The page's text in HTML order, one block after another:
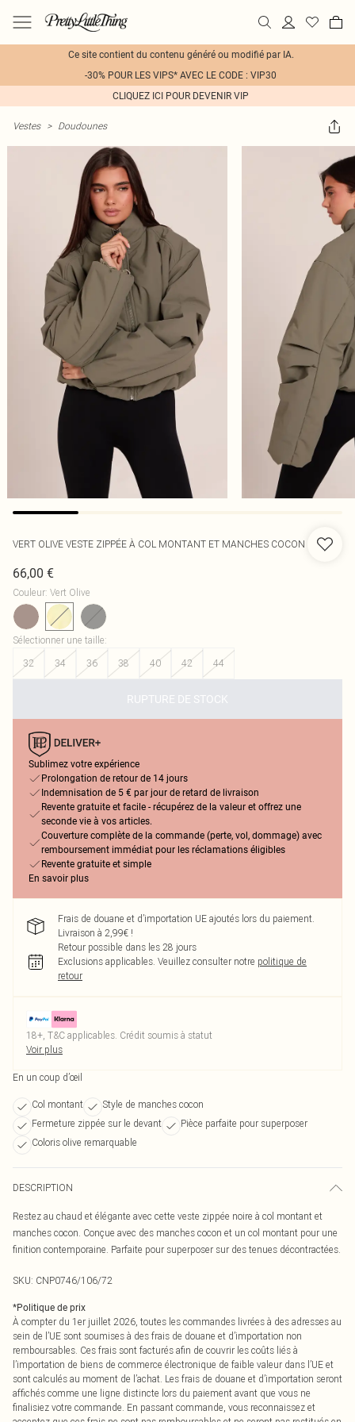
Ce site contient du contenu généré ou modifié par IA.
-30% POUR LES VIPS* AVEC LE CODE : VIP30
CLIQUEZ ICI POUR DEVENIR VIP
Vestes > Doudounes
VERT OLIVE VESTE ZIPPÉE À COL MONTANT ET MANCHES COCON
66,00 €
Couleur: Vert Olive
Sélectionner une taille:
32
34 36 38 40 42 44
RUPTURE DE STOCK
Sublimez votre expérience
Prolongation de retour de 14 jours
Indemnisation de 5 € par jour de retard de livraison
Revente gratuite et facile - récupérez de la valeur et offrez une
seconde vie à vos articles.
Couverture complète de la commande (perte, vol, dommage) avec
remboursement immédiat pour les réclamations éligibles
Revente gratuite et simple
En savoir plus
Frais de douane et d’importation UE ajoutés lors du paiement.
Livraison à 2,99€ !
Retour possible dans les 28 jours
Exclusions applicables. Veuillez consulter notre politique de
retour
18+, T&C applicables. Crédit soumis à statut
Voir plus
En un coup d’œil
Col montant
Style de manches cocon
Fermeture zippée sur le devant
Pièce parfaite pour superposer
Coloris olive remarquable
DESCRIPTION
Restez au chaud et élégante avec cette veste zippée noire à col montant et
manches cocon. Conçue avec des manches cocon et un col montant pour une
finition contemporaine. Parfaite pour superposer sur des tenues décontractées.
SKU: CNP0746/106/72
*Politique de prix
À compter du 1er juillet 2026, toutes les commandes livrées à des adresses au
sein de l’UE sont soumises à des frais de douane et d’importation non
remboursables. Ces frais sont facturés afin de couvrir les coûts liés à
l’importation de biens de commerce électronique de faible valeur dans l’UE et
sont calculés au moment de l’achat. Les frais de douane et d’importation seront
affichés comme une ligne distincte lors du paiement avant que vous ne
finalisiez votre commande. En passant commande, vous reconnaissez et